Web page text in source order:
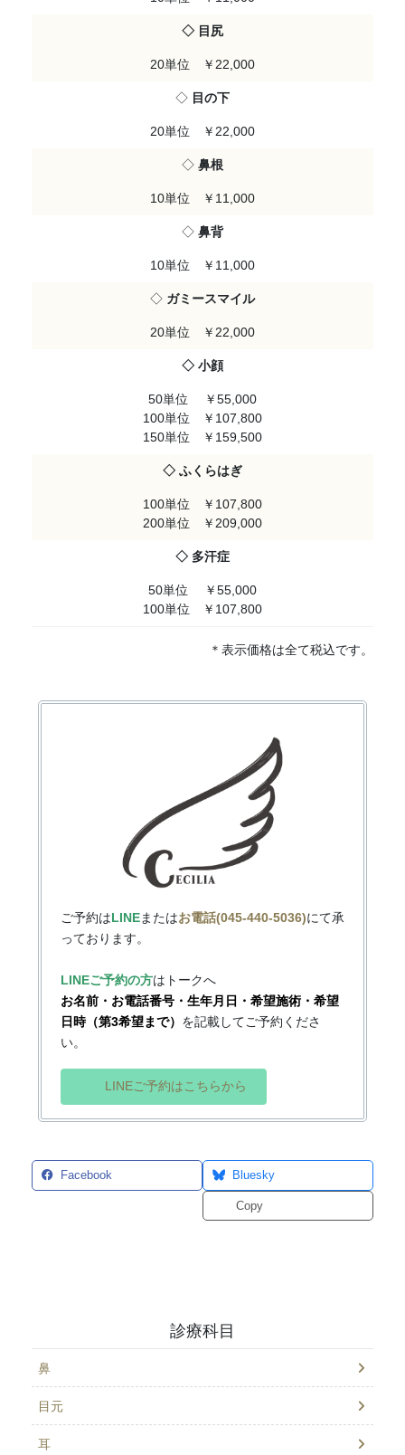
◇ 目尻
20単位 ￥22,000
◇ 目の下
20単位 ￥22,000
◇ 鼻根
10単位 ￥11,000
◇ 鼻背
10単位 ￥11,000
◇ ガミースマイル
20単位 ￥22,000
◇ 小顔
50単位 ￥55,000
100単位 ￥107,800
150単位 ￥159,500
◇ ふくらはぎ
100単位 ￥107,800
200単位 ￥209,000
◇ 多汗症
50単位 ￥55,000
100単位 ￥107,800
＊表示価格は全て税込です。
ご予約はLINEまたはお電話(045-440-5036)にて承
っております。
LINEご予約の方はトークへ
お名前・お電話番号・生年月日・希望施術・希望
日時（第3希望まで） を記載してご予約くださ
い。
LINEご予約はこちらから
Facebook Bluesky
Copy
診療科目
鼻
目元
耳